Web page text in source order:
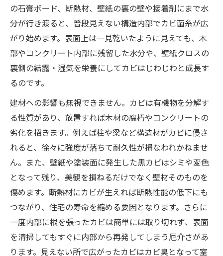
の石膏ボード、断熱材、壁紙の裏の壁や接着剤にまで水
分が行き渡ると、普段見えない構造内部でカビ菌糸が広
がり始めます。表面上は一見乾いたように見えても、木
部やコンクリート内部に残留した水分や、壁紙クロスの
裏側の結露・湿気を栄養にしてカビはじわじわと成長す
るのです。
建材への影響も無視できません。カビは有機物を分解す
る性質があり、放置すれば木材の腐朽やコンクリートの
劣化を招きます。例えば柱や梁など構造材がカビに侵さ
れると、徐々に強度が落ちて耐久性が損なわれかねませ
ん。また、壁紙や塗装面に発生した黒カビはシミや変色
となって残り、美観を損ねるだけでなく壁材そのものを
傷めます。断熱材にカビが生えれば断熱性能の低下にも
つながり、住宅の寿命を縮める要因となります。さらに
一度内部に根を張ったカビは簡単には取り切れず、表面
を清掃してもすぐに内部から再発してしまう厄介さがあ
ります。見えない所で広がったカビはカビ臭となって室